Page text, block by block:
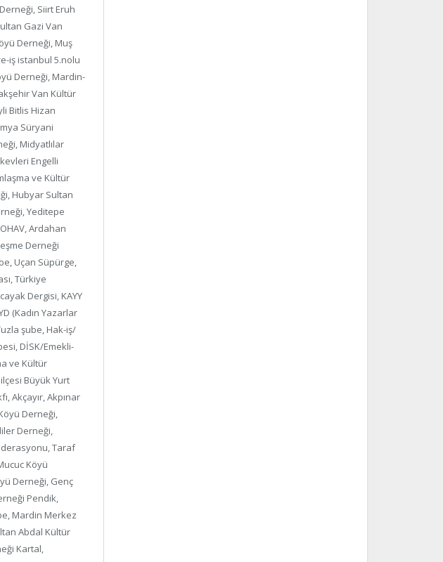
Siirt Eruh
Gazi Van
Derneği, Muş
iş istanbul 5.nolu
Derneği, Mardin-
Van Kültür
Bitlis Hizan
Süryani
Midyatlılar
Engelli
ve Kültür
Hubyar Sultan
Yeditepe
Ardahan
Derneği
Uçan Süpürge,
Türkiye
Dergisi, KAYY
(Kadın Yazarlar
şube, Hak-iş/
DİSK/Emekli-
ve Kültür
Büyük Yurt
Akçayır, Akpınar
Derneği,
Derneği,
Taraf
Köyü
Derneği, Genç
Pendik,
Mardin Merkez
Abdal Kültür
Kartal,